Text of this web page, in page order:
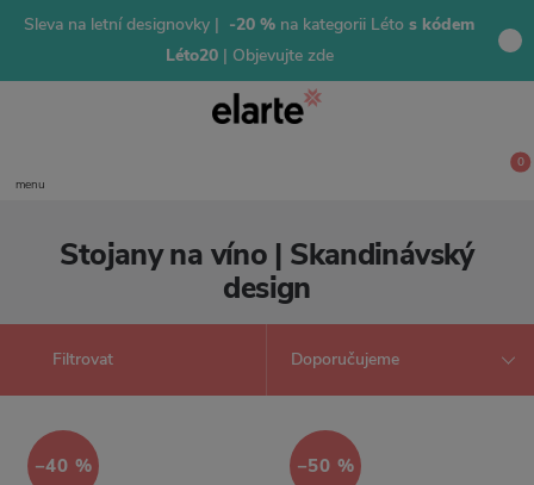
Sleva na letní designovky | -20 % na kategorii Léto s kódem
Léto20 | Objevujte zde
menu
0
Stojany na víno | Skandinávský
design
Filtrovat
−40 % −50 %